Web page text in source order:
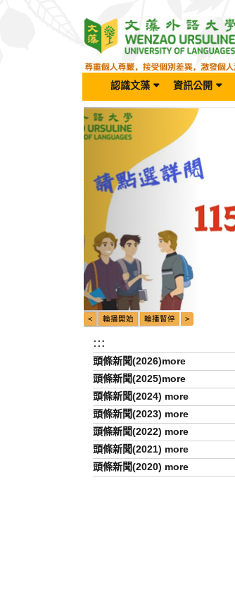
認識文藻 資訊公開
:::
頭條新聞(2026)more
頭條新聞(2025)more
頭條新聞(2024) more
頭條新聞(2023) more
頭條新聞(2022) more
頭條新聞(2021) more
頭條新聞(2020) more